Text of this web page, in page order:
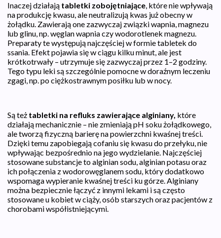
Inaczej działają tabletki zobojętniające, które nie wpływają
na produkcję kwasu, ale neutralizują kwas już obecny w
żołądku. Zawierają one zazwyczaj związki wapnia, magnezu
lub glinu, np. węglan wapnia czy wodorotlenek magnezu.
Preparaty te występują najczęściej w formie tabletek do
ssania. Efekt pojawia się w ciągu kilku minut, ale jest
krótkotrwały – utrzymuje się zazwyczaj przez 1–2 godziny.
Tego typu leki są szczególnie pomocne w doraźnym leczeniu
zgagi, np. po ciężkostrawnym posiłku lub w nocy.
Są też tabletki na refluks zawierające alginiany, które
działają mechanicznie – nie zmieniają pH soku żołądkowego,
ale tworzą fizyczną barierę na powierzchni kwaśnej treści.
Dzięki temu zapobiegają cofaniu się kwasu do przełyku, nie
wpływając bezpośrednio na jego wydzielanie. Najczęściej
stosowane substancje to alginian sodu, alginian potasu oraz
ich połączenia z wodorowęglanem sodu, który dodatkowo
wspomaga wypieranie kwaśnej treści ku górze. Alginiany
można bezpiecznie łączyć z innymi lekami i są często
stosowane u kobiet w ciąży, osób starszych oraz pacjentów z
chorobami współistniejącymi.